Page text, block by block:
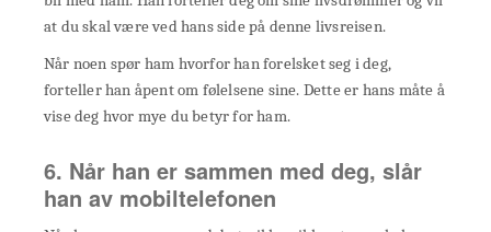
at du skal være ved hans side på denne livsreisen.
Når noen spør ham hvorfor han forelsket seg i deg,
forteller han åpent om følelsene sine. Dette er hans måte å
vise deg hvor mye du betyr for ham.
6. Når han er sammen med deg, slår
han av mobiltelefonen